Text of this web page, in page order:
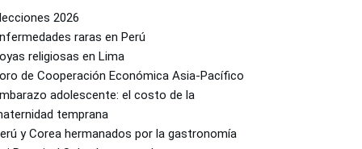
2026
raras en Perú
religiosas en Lima
de Cooperación Económica Asia-Pacífico
adolescente: el costo de la
temprana
y Corea hermanados por la gastronomía